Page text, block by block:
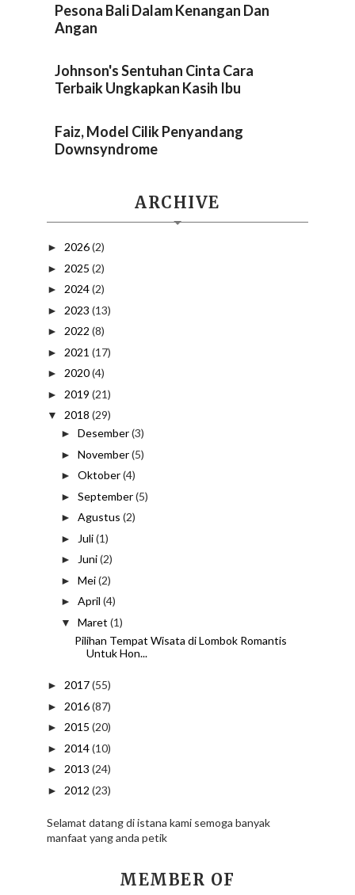
Pesona Bali Dalam Kenangan Dan
Angan
Johnson's Sentuhan Cinta Cara
Terbaik Ungkapkan Kasih Ibu
Faiz, Model Cilik Penyandang
Downsyndrome
ARCHIVE
► 2026(2)
► 2025 (2)
► 2024(2)
► 2023 (13)
► 2022 (8)
► 2021 (17)
► 2020(4)
► 2019 (21)
▼ 2018 (29)
► Desember(3)
► November(5)
► Oktober(4)
► September(5)
► Agustus (2)
► Juli(1)
► Juni(2)
► Mei(2)
► April (4)
▼ Maret (1)
Pilihan Tempat Wisata di Lombok Romantis
Untuk Hon...
► 2017(55)
► 2016(87)
► 2015 (20)
► 2014(10)
► 2013 (24)
► 2012 (23)
Selamat datang di istana kami semoga banyak
manfaat yang anda petik
MEMBER OF